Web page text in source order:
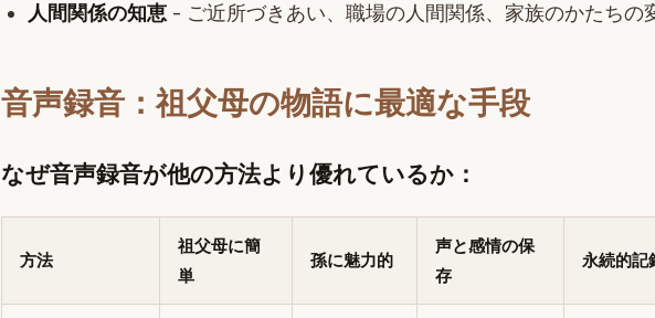
人間関係の知恵 - ご近所づきあい、職場の人間関係、家族のかたちの
音声録音：祖父母の物語に最適な手段
なぜ音声録音が他の方法より優れているか：
方法
祖父母に簡
単
孫に魅力的
声と感情の保
存
永続的記